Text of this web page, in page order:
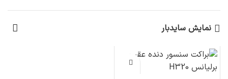
نمایش سایدبار